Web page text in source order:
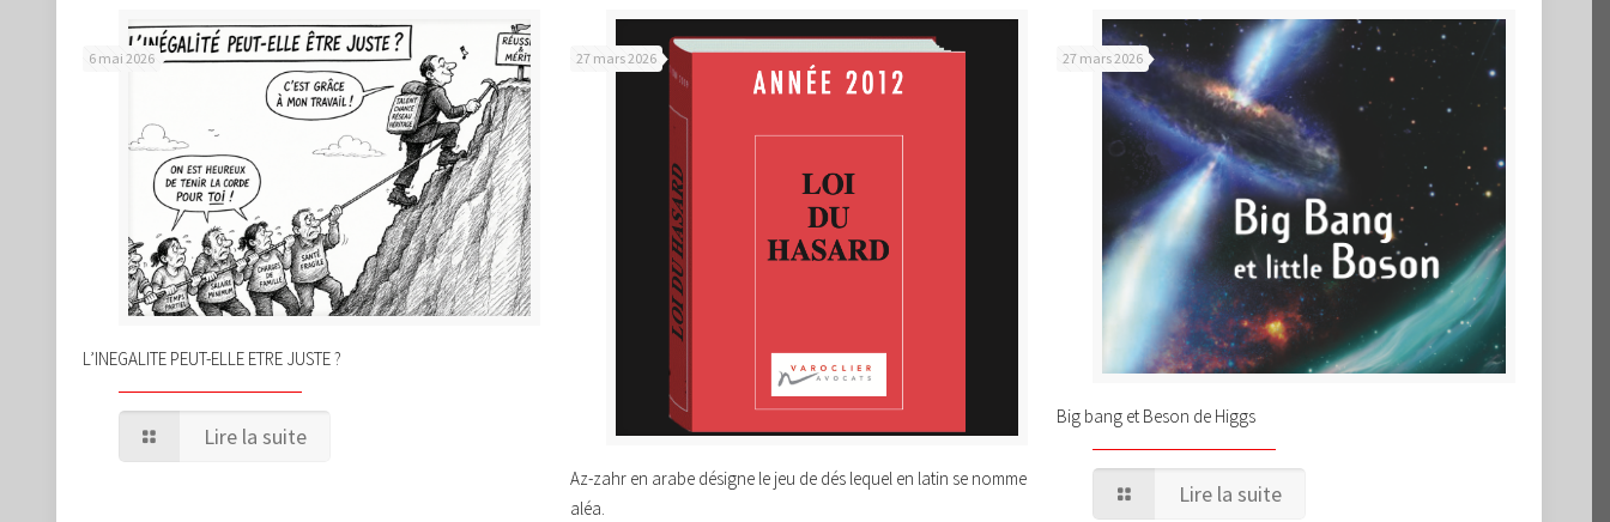
6 mai 2026
L’INEGALITE PEUT-ELLE ETRE JUSTE ?
Lire la suite
27 mars 2026
Az-zahr en arabe désigne le jeu de dés lequel en latin se nomme
aléa.
27 mars 2026
Big bang et Beson de Higgs
Lire la suite